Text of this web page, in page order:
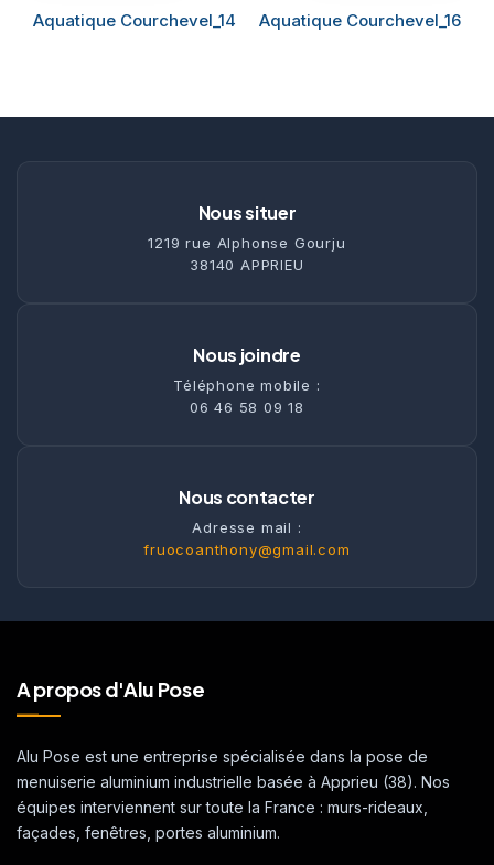
Aquatique Courchevel_14
Aquatique Courchevel_16
Nous situer
1219 rue Alphonse Gourju
38140 APPRIEU
Nous joindre
Téléphone mobile :
06 46 58 09 18
Nous contacter
Adresse mail :
fruocoanthony@gmail.com
A propos d'Alu Pose
Alu Pose est une entreprise spécialisée dans la pose de
menuiserie aluminium industrielle basée à Apprieu (38). Nos
équipes interviennent sur toute la France : murs-rideaux,
façades, fenêtres, portes aluminium.